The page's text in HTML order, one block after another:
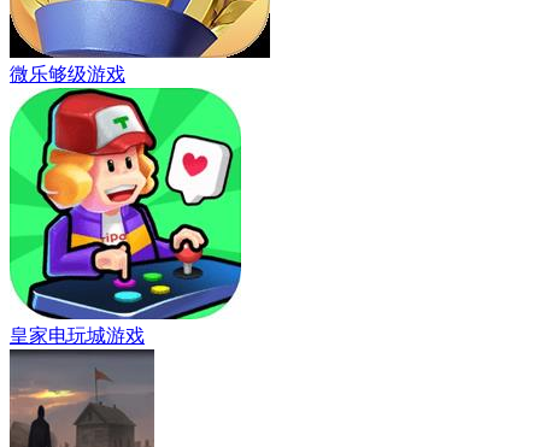
微乐够级游戏
皇家电玩城游戏